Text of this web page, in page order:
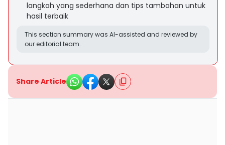
langkah yang sederhana dan tips tambahan untuk
hasil terbaik
This section summary was AI-assisted and reviewed by
our editorial team.
Share Article